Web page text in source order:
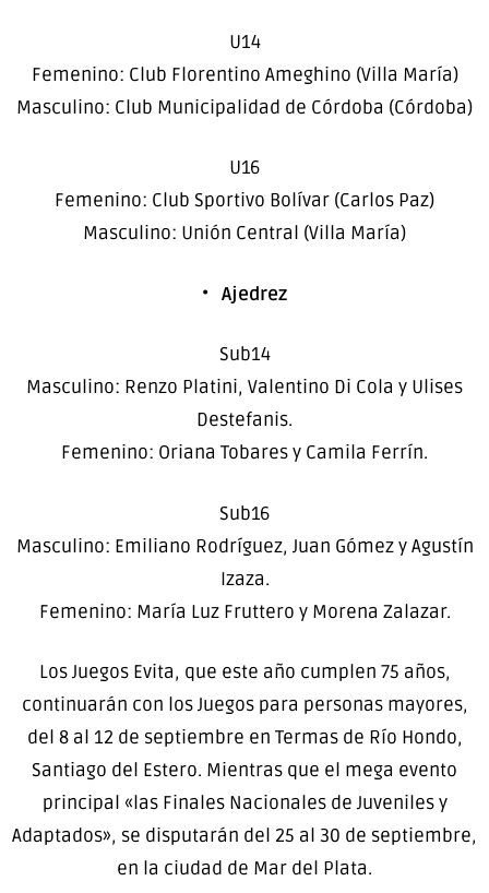
U14
Femenino: Club Florentino Ameghino (Villa María)
Masculino: Club Municipalidad de Córdoba (Córdoba)
U16
Femenino: Club Sportivo Bolívar (Carlos Paz)
Masculino: Unión Central (Villa María)
• Ajedrez
Sub14
Masculino: Renzo Platini, Valentino Di Cola y Ulises
Destefanis.
Femenino: Oriana Tobares y Camila Ferrín.
Sub16
Masculino: Emiliano Rodríguez, Juan Gómez y Agustín
Izaza.
Femenino: María Luz Fruttero y Morena Zalazar.
Los Juegos Evita, que este año cumplen 75 años,
continuarán con los Juegos para personas mayores,
del 8 al 12 de septiembre en Termas de Río Hondo,
Santiago del Estero. Mientras que el mega evento
principal «las Finales Nacionales de Juveniles y
Adaptados», se disputarán del 25 al 30 de septiembre,
en la ciudad de Mar del Plata.